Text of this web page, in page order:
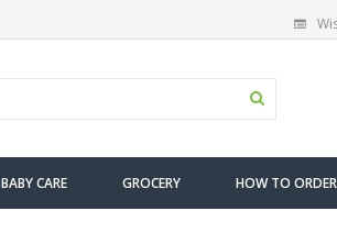
BABY CARE GROCERY HOW TO ORDER